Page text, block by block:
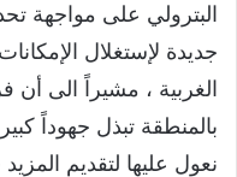
البترولي على مواجهة
جديدة لإستغلال
الغربية ، مشيراً الى
بالمنطقة تبذل جهوداً
نعول عليها لتقديم